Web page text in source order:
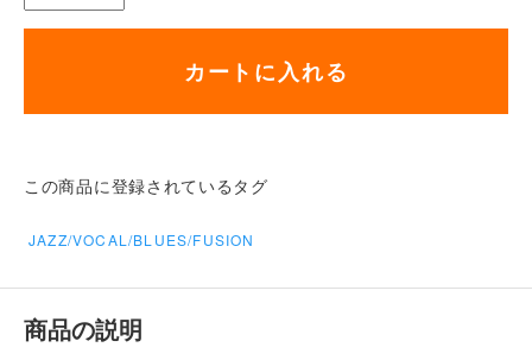
カートに入れる
この商品に登録されているタグ
JAZZ/VOCAL/BLUES/FUSION
商品の説明